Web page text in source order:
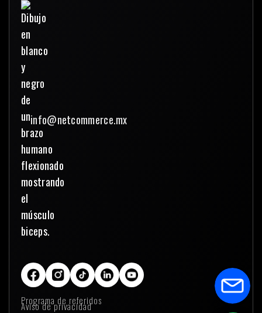
info@netcommerce.mx
Programa de referidos
Aviso de privacidad